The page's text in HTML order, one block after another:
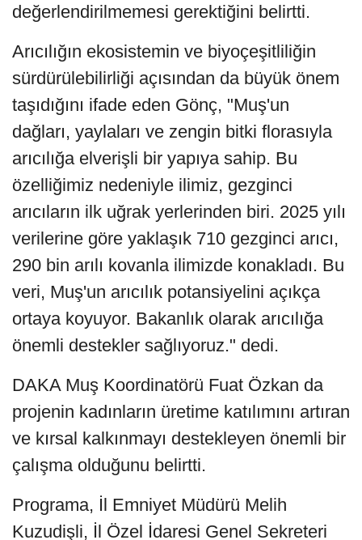
değerlendirilmemesi gerektiğini belirtti.
Arıcılığın ekosistemin ve biyoçeşitliliğin
sürdürülebilirliği açısından da büyük önem
taşıdığını ifade eden Gönç, "Muş'un
dağları, yaylaları ve zengin bitki florasıyla
arıcılığa elverişli bir yapıya sahip. Bu
özelliğimiz nedeniyle ilimiz, gezginci
arıcıların ilk uğrak yerlerinden biri. 2025 yılı
verilerine göre yaklaşık 710 gezginci arıcı,
290 bin arılı kovanla ilimizde konakladı. Bu
veri, Muş'un arıcılık potansiyelini açıkça
ortaya koyuyor. Bakanlık olarak arıcılığa
önemli destekler sağlıyoruz." dedi.
DAKA Muş Koordinatörü Fuat Özkan da
projenin kadınların üretime katılımını artıran
ve kırsal kalkınmayı destekleyen önemli bir
çalışma olduğunu belirtti.
Programa, İl Emniyet Müdürü Melih
Kuzudişli, İl Özel İdaresi Genel Sekreteri